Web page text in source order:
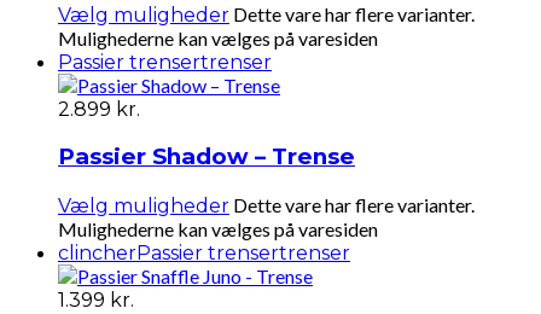
Vælg muligheder Dette vare har flere varianter.
Mulighederne kan vælges på varesiden
Passier trensertrenser
2.899 kr.
Passier Shadow – Trense
Vælg muligheder Dette vare har flere varianter.
Mulighederne kan vælges på varesiden
clincherPassier trensertrenser
1.399 kr.